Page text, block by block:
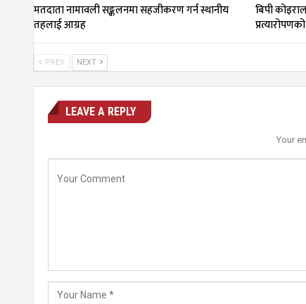
मतदाता नामावली सङ्कलनमा सहजीकरण गर्न स्थानीय
तहलाई आग्रह
बिपी
PREV NEXT
LEAVE A REPLY
Your